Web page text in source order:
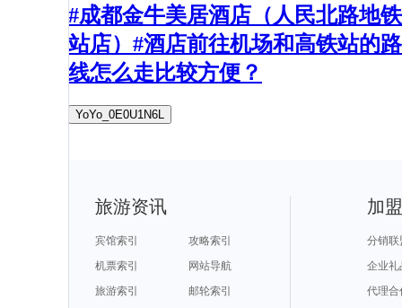
#成都金牛美居酒店（人民北路地铁
站店）#酒店前往机场和高铁站的路
线怎么走比较方便？
YoYo_0E0U1N6L
旅游资讯
宾馆索引
攻略索引
机票索引
网站导航
旅游索引
邮轮索引
加
分销联
企业礼
代理合